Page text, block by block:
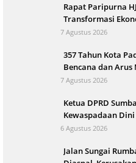
Rapat Paripurna
Transformasi
7 Agustus 2026
357 Tahun Kota
Bencana dan Arus
7 Agustus 2026
Ketua DPRD
Kewaspadaan
6 Agustus 2026
Jalan Sungai